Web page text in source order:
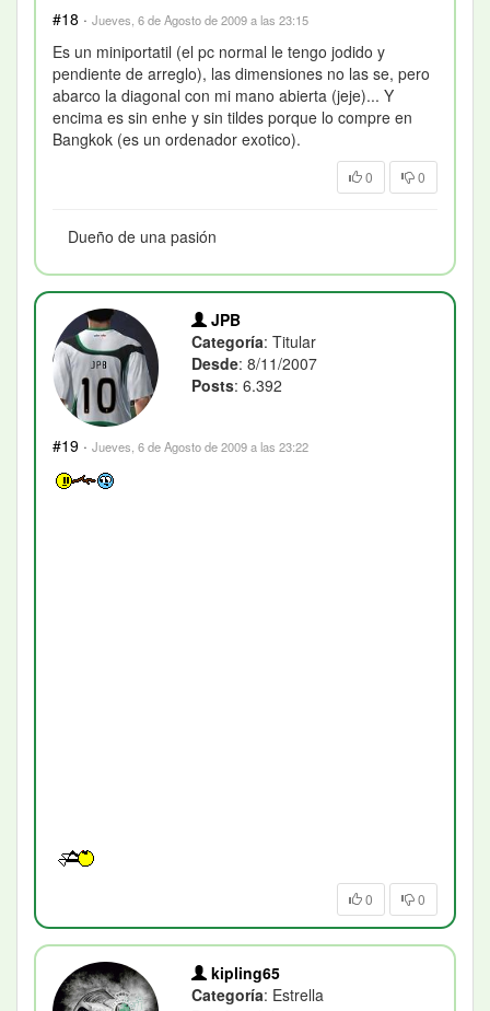
#18 · Jueves, 6 de Agosto de 2009 a las 23:15
Es un miniportatil (el pc normal le tengo jodido y
pendiente de arreglo), las dimensiones no las se, pero
abarco la diagonal con mi mano abierta (jeje)... Y
encima es sin enhe y sin tildes porque lo compre en
Bangkok (es un ordenador exotico).
0 0
Dueño de una pasión
JPB
Categoría: Titular
Desde: 8/11/2007
Posts: 6.392
#19 · Jueves, 6 de Agosto de 2009 a las 23:22
0 0
kipling65
Categoría: Estrella